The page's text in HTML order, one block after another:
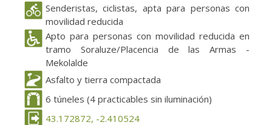
Senderistas, ciclistas, apta para personas con
movilidad reducida
Apto para personas con movilidad reducida en
tramo Soraluze/Placencia de las Armas -
Mekolalde
Asfalto y tierra compactada
6 túneles (4 practicables sin iluminación)
43.172872, -2.410524